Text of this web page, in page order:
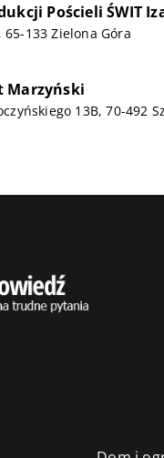
Pościeli ŚWIT
65-133 Zielona Góra
Marzyński
13B, 70-492